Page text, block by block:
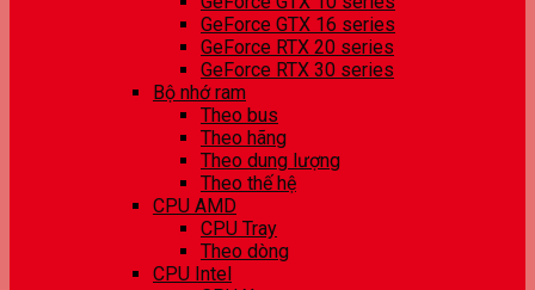
GeForce GTX 16 series
GeForce RTX 20 series
GeForce RTX 30 series
Bộ nhớ ram
Theo bus
Theo hãng
Theo dung lượng
Theo thế hệ
CPU AMD
CPU Tray
Theo dòng
CPU Intel